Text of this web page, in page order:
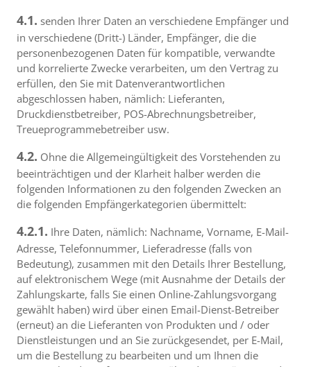
4.1. senden Ihrer Daten an verschiedene Empfänger und
in verschiedene (Dritt-) Länder, Empfänger, die die
personenbezogenen Daten für kompatible, verwandte
und korrelierte Zwecke verarbeiten, um den Vertrag zu
erfüllen, den Sie mit Datenverantwortlichen
abgeschlossen haben, nämlich: Lieferanten,
Druckdienstbetreiber, POS-Abrechnungsbetreiber,
Treueprogrammebetreiber usw.
4.2. Ohne die Allgemeingültigkeit des Vorstehenden zu
beeinträchtigen und der Klarheit halber werden die
folgenden Informationen zu den folgenden Zwecken an
die folgenden Empfängerkategorien übermittelt:
4.2.1. Ihre Daten, nämlich: Nachname, Vorname, E-Mail-
Adresse, Telefonnummer, Lieferadresse (falls von
Bedeutung), zusammen mit den Details Ihrer Bestellung,
auf elektronischem Wege (mit Ausnahme der Details der
Zahlungskarte, falls Sie einen Online-Zahlungsvorgang
gewählt haben) wird über einen Email-Dienst-Betreiber
(erneut) an die Lieferanten von Produkten und / oder
Dienstleistungen und an Sie zurückgesendet, per E-Mail,
um die Bestellung zu bearbeiten und um Ihnen die